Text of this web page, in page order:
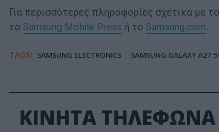
Για περισσότερες πληροφορίες σχετικά με
το Samsung Mobile Press ή το Samsung.com.
TAGS: SAMSUNG ELECTRONICS SAMSUNG GALAXY A27
ΚΙΝΗΤΑ ΤΗΛΕΦΩΝΑ